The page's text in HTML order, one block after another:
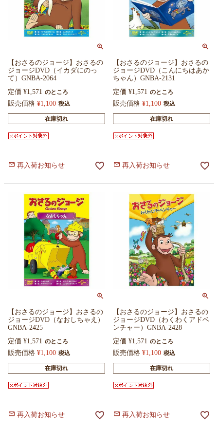
【おさるのジョージ】おさるの
ジョージDVD（イカダにのっ
て）GNBA-2064
定価 ¥1,571 のところ
販売価格 ¥1,100 税込
在庫切れ
再入荷お知らせ
【おさるのジョージ】おさるの
ジョージDVD（こんにちはあか
ちゃん）GNBA-2131
定価 ¥1,571 のところ
販売価格 ¥1,100 税込
在庫切れ
再入荷お知らせ
【おさるのジョージ】おさるの
ジョージDVD（なおしちゃえ）
GNBA-2425
定価 ¥1,571 のところ
販売価格 ¥1,100 税込
在庫切れ
再入荷お知らせ
【おさるのジョージ】おさるの
ジョージDVD（わくわくアドベ
ンチャー）GNBA-2428
定価 ¥1,571 のところ
販売価格 ¥1,100 税込
在庫切れ
再入荷お知らせ